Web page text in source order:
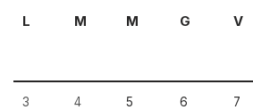
L
M M G V
3 4 5 6 7